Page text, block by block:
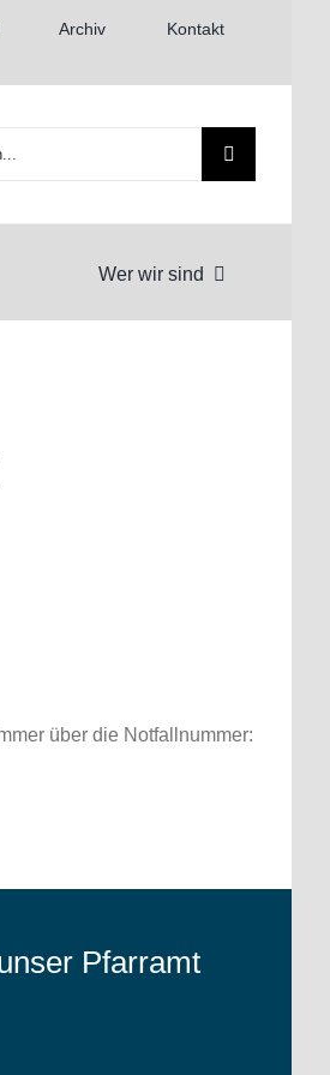
Archiv Kontakt
Wer wir sind
über die Notfallnummer:
Pfarramt